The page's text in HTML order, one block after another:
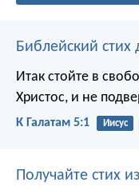
Библейский стих
Итак стойте в
Христос, и не
К Галатам 5:1 Иисус
Получайте стих